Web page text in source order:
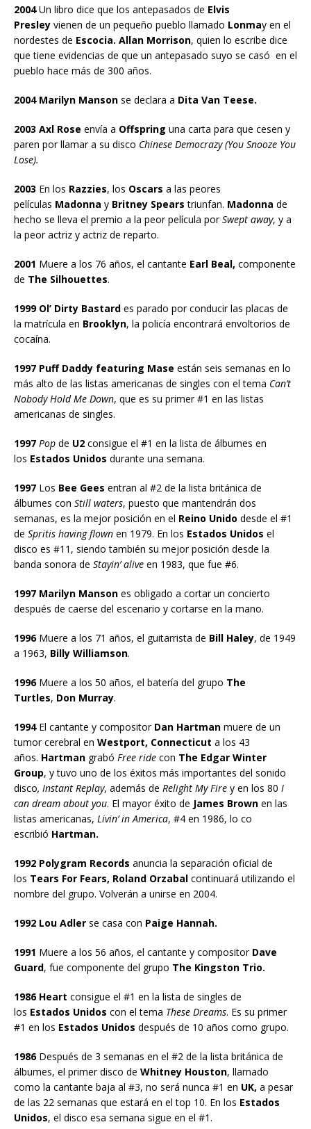
2004Un libro dice que los antepasados de Elvis
Presley vienen de un pequeño pueblo llamado Lonmay en el
nordestes de Escocia. Allan Morrison, quien lo escribe dice
que tiene evidencias de que un antepasado suyo se casó en el
pueblo hace más de 300 años.
2004 Marilyn Manson se declara a Dita Van Teese.
2003 Axl Rose envía a Offspring una carta para que cesen y
paren por llamar a su disco Chinese Democrazy (You Snooze You
Lose).
2003 En los Razzies, los Oscars a las peores
películas Madonna y Britney Spears triunfan. Madonna de
hecho se lleva el premio a la peor película porSwept away, y a
la peor actriz y actriz de reparto.
2001 Muere a los 76 años, el cantante Earl Beal, componente
de The Silhouettes.
1999 Ol’ Dirty Bastard es parado por conducir las placas de
la matrícula en Brooklyn, la policía encontrará envoltorios de
cocaína.
1997 Puff Daddy featuring Mase están seis semanas en lo
más alto de las listas americanas de singles con el tema Can’t
Nobody Hold Me Down, que es su primer #1 en las listas
americanas de singles.
1997 Pop de U2 consigue el #1 en la lista de álbumes en
los Estados Unidos durante una semana.
1997 Los Bee Gees entran al #2 de la lista británica de
álbumes con Still waters, puesto que mantendrán dos
semanas, es la mejor posición en el Reino Unido desde el #1
de Spritis having flown en 1979. En los Estados Unidos el
disco es #11, siendo también su mejor posición desde la
banda sonora de Stayin’ alive en 1983, que fue #6.
1997 Marilyn Manson es obligado a cortar un concierto
después de caerse del escenario y cortarse en la mano.
1996Muere a los 71 años, el guitarrista de Bill Haley, de 1949
a 1963, Billy Williamson.
1996Muere a los 50 años, el batería del grupo The
Turtles, Don Murray.
1994El cantante y compositor Dan Hartman muere de un
tumor cerebral en Westport, Connecticut a los 43
años. Hartman grabó Free ride con The Edgar Winter
Group, y tuvo uno de los éxitos más importantes del sonido
disco, Instant Replay, además de Relight My Fire y en los 80 I
can dream about you. El mayor éxito de James Brown en las
listas americanas, Livin’ in America, #4 en 1986, lo co
escribió Hartman.
1992 Polygram Records anuncia la separación oficial de
los Tears For Fears, Roland Orzabal continuará utilizando el
nombre del grupo. Volverán a unirse en 2004.
1992 Lou Adler se casa con Paige Hannah.
1991 Muere a los 56 años, el cantante y compositorDave
Guard, fue componente del grupo The Kingston Trio.
1986 Heart consigue el #1 en la lista de singles de
los Estados Unidos con el tema These Dreams. Es su primer
#1 en los Estados Unidos después de 10 años como grupo.
1986Después de 3 semanas en el #2 de la lista británica de
álbumes, el primer disco de Whitney Houston, llamado
como la cantante baja al #3, no será nunca #1 en UK, a pesar
de las 22 semanas que estará en el top 10. En los Estados
Unidos, el disco esa semana sigue en el #1.